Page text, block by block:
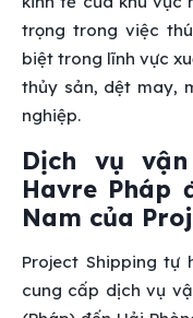
trọng trong việc
biệt trong lĩnh vực
thủy sản, dệt may,
nghiệp.
Dịch vụ
Havre Pháp
Nam của
Project Shipping
cung cấp dịch vụ